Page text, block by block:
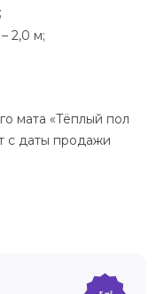
2,0 м;
мата «Тёплый пол
с даты продажи